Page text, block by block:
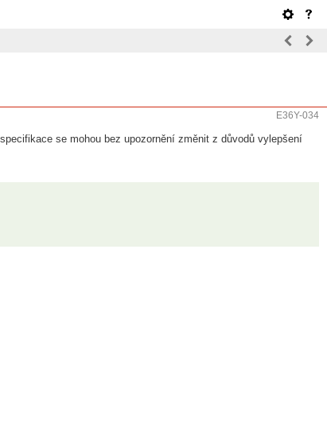
E36Y-034
se mohou bez upozornění změnit z důvodů vylepšení